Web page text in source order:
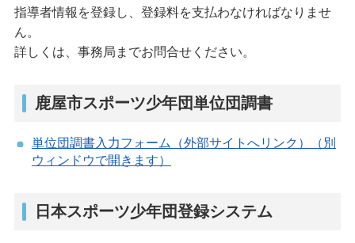
指導者情報を登録し、登録料を支払わなければなりませ
ん。
詳しくは、事務局までお問合せください。
鹿屋市スポーツ少年団単位団調書
単位団調書入力フォーム（外部サイトへリンク）（別
ウィンドウで開きます）
日本スポーツ少年団登録システム